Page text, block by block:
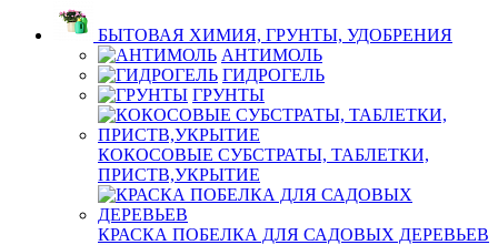
БЫТОВАЯ ХИМИЯ, ГРУНТЫ, УДОБРЕНИЯ
АНТИМОЛЬ
ГИДРОГЕЛЬ
ГРУНТЫ
КОКОСОВЫЕ СУБСТРАТЫ, ТАБЛЕТКИ,
ПРИСТВ,УКРЫТИЕ
КРАСКА ПОБЕЛКА ДЛЯ САДОВЫХ ДЕРЕВЬЕВ